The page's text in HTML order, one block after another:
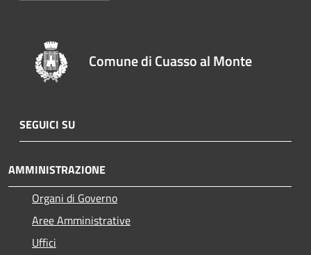
Comune di Cuasso al Monte
SEGUICI SU
AMMINISTRAZIONE
Organi di Governo
Aree Amministrative
Uffici